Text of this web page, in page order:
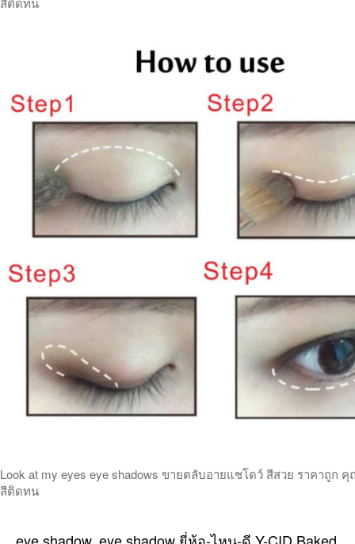
Look at my eyes eye shadows ขายตลับอายแชโดว์ สีสวย ราคาถูก
สีติดทน
eye shadow, eye shadow ยี่ห้อ-ไหน-ดี Y-CID Baked